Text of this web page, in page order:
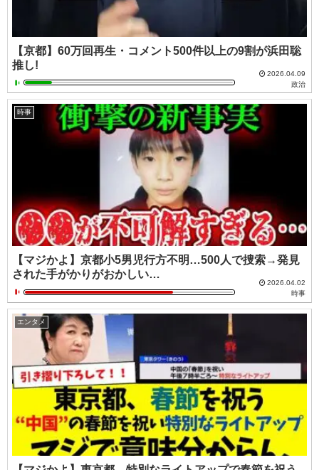
【京都】60万回再生・コメント500件以上の9割が浜田聡
推し!
2026.04.09
政治
時事
【マジかよ】京都小5男児行方不明…500人で捜索→発見
された手がかりがおかしい…
2026.04.02
時事
エンタメ